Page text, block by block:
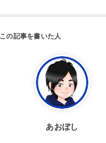
あおぼし